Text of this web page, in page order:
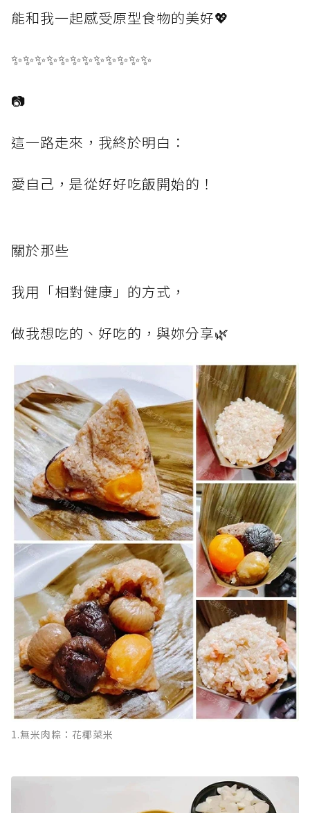
能和我一起感受原型食物的美好💖
✨✨✨✨✨✨✨✨✨✨✨✨
📷
這一路走來，我終於明白：
愛自己，是從好好吃飯開始的！
關於那些
我用「相對健康」的方式，
做我想吃的、好吃的，與妳分享🌿
1.無米肉粽：花椰菜米